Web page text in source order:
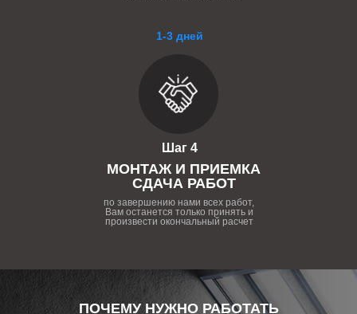
1-3 дней
Шаг 4
МОНТАЖ И ПРИЕМКА
СДАЧА РАБОТ
по завершению нами всех работ,
Вам останется только принять и
произвести окончальный расчет
ПОЧЕМУ НУЖНО РАБОТАТЬ